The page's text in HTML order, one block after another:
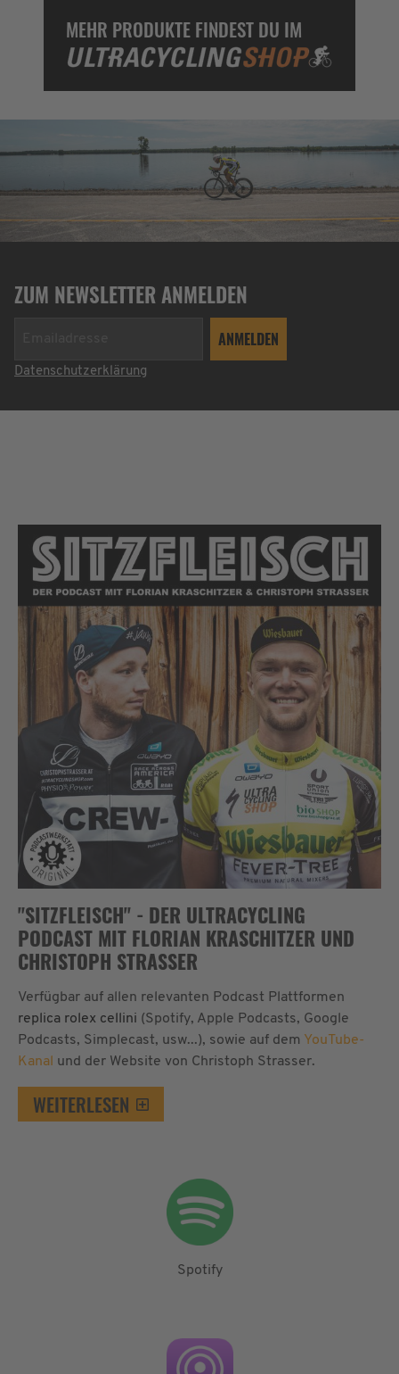
MEHR PRODUKTE FINDEST DU IM
ZUM NEWSLETTER ANMELDEN
Datenschutzerklärung
"SITZFLEISCH" - DER ULTRACYCLING
PODCAST MIT FLORIAN KRASCHITZER UND
CHRISTOPH STRASSER
Verfügbar auf allen relevanten Podcast Plattformen
replica rolex cellini (Spotify, Apple Podcasts, Google
Podcasts, Simplecast, usw...), sowie auf dem YouTube-
Kanal und der Website von Christoph Strasser.
WEITERLESEN
Spotify